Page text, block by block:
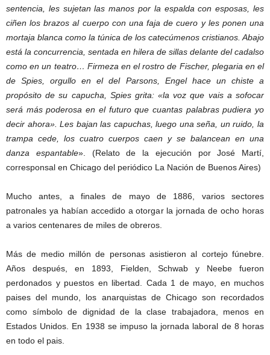
sentencia, les sujetan las manos por la espalda con esposas, les
ciñen los brazos al cuerpo con una faja de cuero y les ponen una
mortaja blanca como la túnica de los catecúmenos cristianos. Abajo
está la concurrencia, sentada en hilera de sillas delante del cadalso
como en un teatro… Firmeza en el rostro de Fischer, plegaria en el
de Spies, orgullo en el del Parsons, Engel hace un chiste a
propósito de su capucha, Spies grita: «la voz que vais a sofocar
será más poderosa en el futuro que cuantas palabras pudiera yo
decir ahora». Les bajan las capuchas, luego una seña, un ruido, la
trampa cede, los cuatro cuerpos caen y se balancean en una
danza espantable». (Relato de la ejecución por José Martí,
corresponsal en Chicago del periódico La Nación de Buenos Aires)
Mucho antes, a finales de mayo de 1886, varios sectores
patronales ya habían accedido a otorgar la jornada de ocho horas
a varios centenares de miles de obreros.
Más de medio millón de personas asistieron al cortejo fúnebre.
Años después, en 1893, Fielden, Schwab y Neebe fueron
perdonados y puestos en libertad. Cada 1 de mayo, en muchos
paises del mundo, los anarquistas de Chicago son recordados
como símbolo de dignidad de la clase trabajadora, menos en
Estados Unidos. En 1938 se impuso la jornada laboral de 8 horas
en todo el pais.